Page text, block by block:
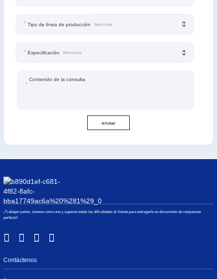
Tipo de línea de producción
Especificación
Contenido de la consulta
enviar
¡Trabajen juntos, únanse como uno y superen todas las dificultades al cliente para entregarle un documento de respuestas
perfecto!
Contáctenos